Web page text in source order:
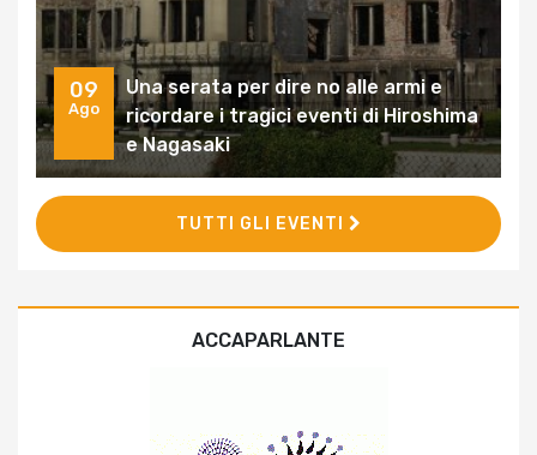
09
Ago
Una serata per dire no alle armi e
ricordare i tragici eventi di Hiroshima
e Nagasaki
TUTTI GLI EVENTI
ACCAPARLANTE